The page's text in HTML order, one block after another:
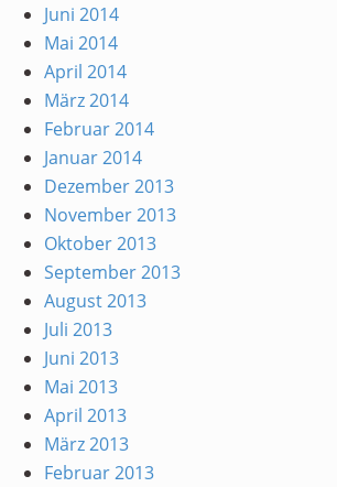
Juni 2014
Mai 2014
April 2014
März 2014
Februar 2014
Januar 2014
Dezember 2013
November 2013
Oktober 2013
September 2013
August 2013
Juli 2013
Juni 2013
Mai 2013
April 2013
März 2013
Februar 2013